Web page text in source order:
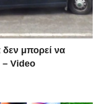
δεν μπορεί να
– Video